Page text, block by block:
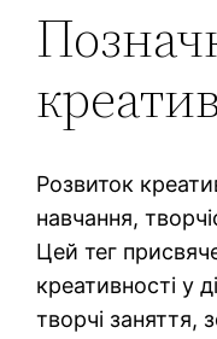
Розвиток
навчання,
Цей тег
креативності у
творчі заняття,